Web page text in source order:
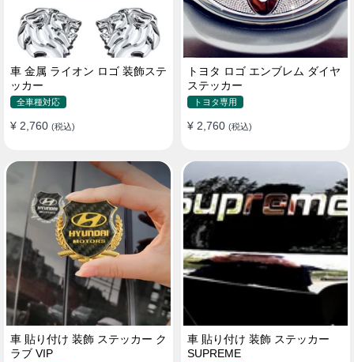
車 金属 ライオン ロゴ 装飾ステ
ッカー
全車種対応
¥ 2,760 (税込)
トヨタ ロゴ エンブレム ダイヤ
ステッカー
トヨタ専用
¥ 2,760 (税込)
車 貼り付け 装飾 ステッカー ク
ラブ VIP
車 貼り付け 装飾 ステッカー
SUPREME